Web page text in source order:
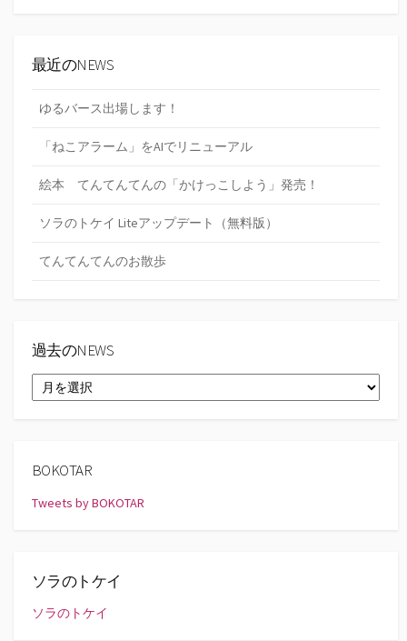
最近のNEWS
ゆるバース出場します！
「ねこアラーム」をAIでリニューアル
絵本 てんてんてんの「かけっこしよう」発売！
ソラのトケイ Liteアップデート（無料版）
てんてんてんのお散歩
過去のNEWS
去
BOKOTAR
Tweets by BOKOTAR
ソラのトケイ
ソラのトケイ